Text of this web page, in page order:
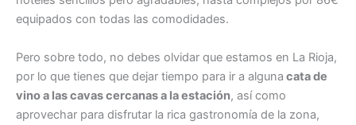
equipados con todas las comodidades.
Pero sobre todo, no debes olvidar que estamos en La Rioja,
por lo que tienes que dejar tiempo para ir a alguna cata de
vino a las cavas cercanas a la estación, así como
aprovechar para disfrutar la rica gastronomía de la zona,